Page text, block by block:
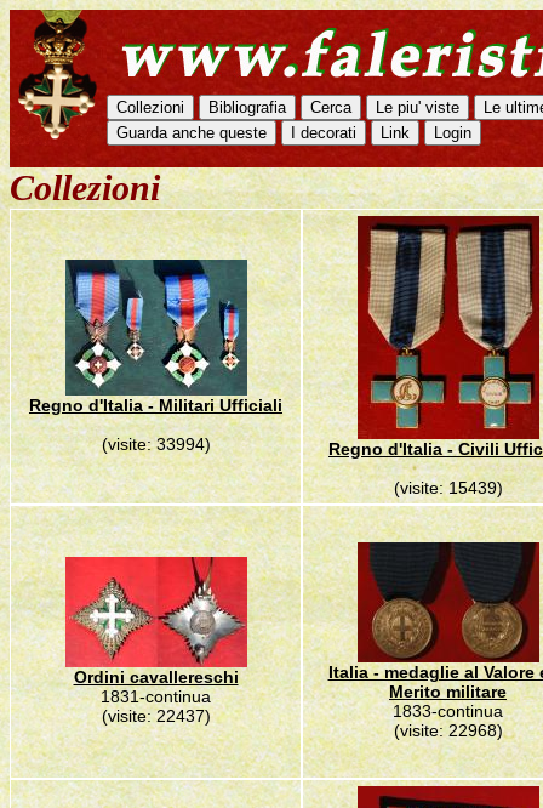
Collezioni
Regno d'Italia - Militari Ufficiali
(visite: 33994)
Regno d'Italia - Civili
(visite: 15439)
Ordini cavallereschi
1831-continua
(visite: 22437)
Italia - medaglie al Valore
Merito militare
1833-continua
(visite: 22968)